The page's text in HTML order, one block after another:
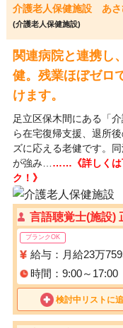
介護老人保健施設 あさ
(介護老人保健施設)
関連病院と連携し
健。残業ほぼゼロ
けます。
足立区保木間にある「
ら在宅復帰支援、退所
ズに応える老健です。
が強み… ……《詳しくは
ク！》
言語聴覚士(施設)
ブランクOK
給与：月給23万
時間：9:00～17:00
検討中リストに